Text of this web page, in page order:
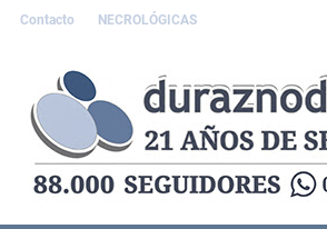
Contacto NECROLÓGICAS